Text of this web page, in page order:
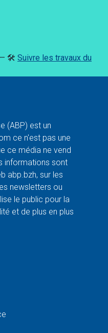
— 🛠️ Suivre les travaux du
(ABP) est un
ce n'est pas une
ce média ne vend
informations sont
abp.bzh, sur les
newsletters ou
le public pour la
et de plus en plus